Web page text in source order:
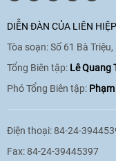
DIỄN ĐÀN CỦA LIÊN
Tòa soạn: Số 61 Bà
Tổng Biên tập: Lê Quang
Phó Tổng Biên tập:
Điện thoại: 84-24-
Fax: 84-24-39445397